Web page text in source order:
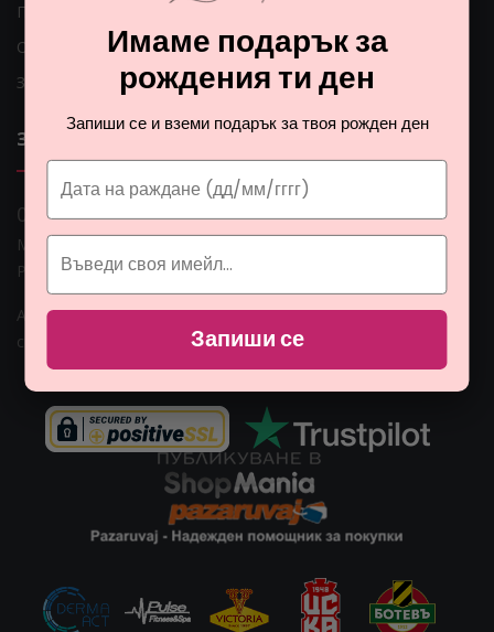
Проблеми с доставката
Общи условия
Защита на личните данни
ЗА НАС
0 888 0 66662
Монна Интернешънъл ЕООД, ЕИК: BG206774951
Раб. време: Пoн - Пет 09:00ч. - 18:00ч.
Адрес: гр. София, ул. Гео Милев 15, България Email:
customers@monna.bg
Имаме подарък за
рождения ти ден
Запиши се и вземи подарък за твоя рожден ден
Запиши се